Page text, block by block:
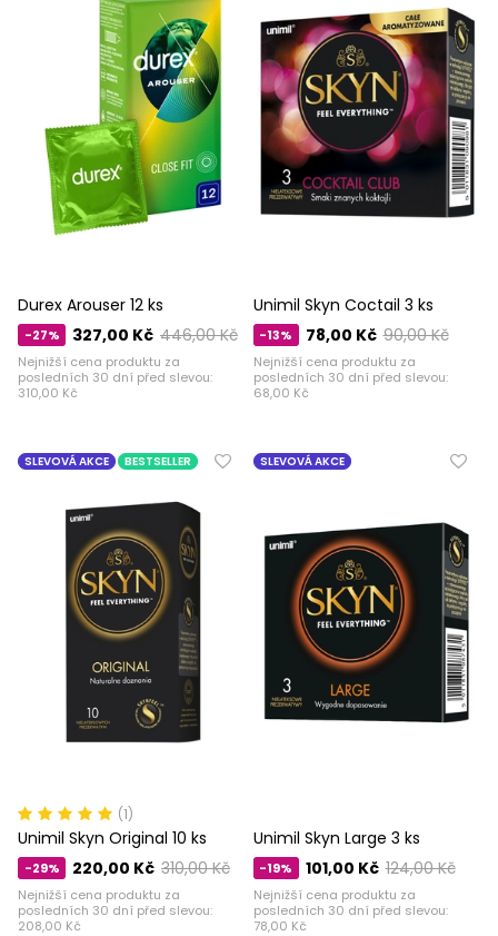
Durex Arouser 12 ks
-27% 446,00 Kč
327,00 Kč
Nejnižší cena produktu za
posledních 30 dní před slevou:
310,00 Kč
Unimil Skyn ​​​​Coctail 3 ks
-13% 90,00 Kč
78,00 Kč
Nejnižší cena produktu za
posledních 30 dní před slevou:
68,00 Kč
SLEVOVÁ AKCE BESTSELLER
(1)
Unimil Skyn ​​​​Original 10 ks
-29% 310,00 Kč
220,00 Kč
Nejnižší cena produktu za
posledních 30 dní před slevou:
208,00 Kč
SLEVOVÁ AKCE
Unimil Skyn ​​​​Large 3 ks
-19% 124,00 Kč
101,00 Kč
Nejnižší cena produktu za
posledních 30 dní před slevou:
78,00 Kč